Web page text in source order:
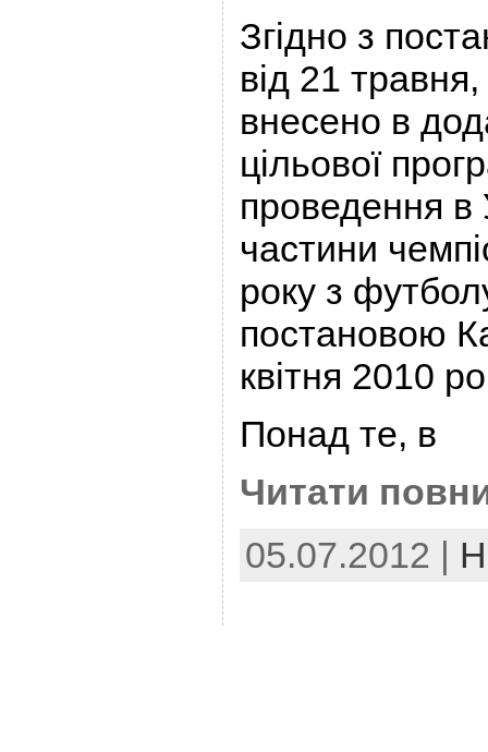
Згідно з
від 21 травня,
внесено в
цільової
проведення в
частини
року з
постановою
квітня 2010
Понад те, в
Читати
05.07.2012 |